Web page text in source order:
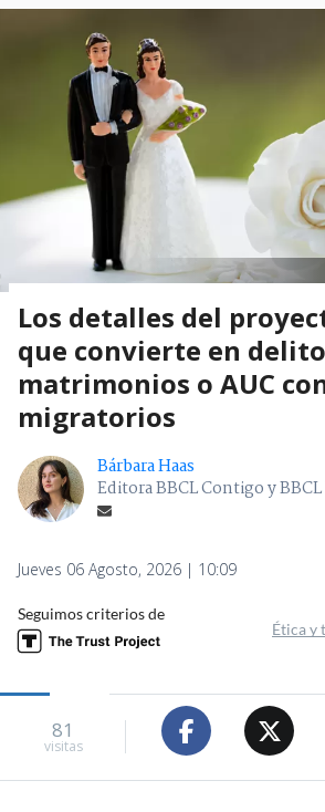
Los detalles del
que convierte en
matrimonios o AUC
migratorios
Bárbara Haas
Editora BBCL Contigo y
Jueves 06 Agosto, 2026 | 10:09
Seguimos criterios de
Ética y
81
visitas